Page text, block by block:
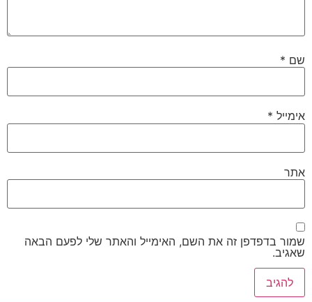
שם *
אימייל *
אתר
שמור בדפדפן זה את השם, האימייל והאתר שלי לפעם הבאה
שאגיב.